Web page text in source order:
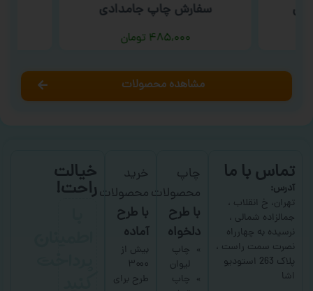
سفارش چاپ جامدادی
۴۸۵,۰۰۰ تومان
مشاهده محصولات
تماس با ما
آدرس:
تهران، خ انقلاب ،
جمالزاده شمالی ،
نرسیده به چهارراه
نصرت سمت راست ،
پلاک 263 استودیو
اشا
چاپ
محصولات
با طرح
دلخواه
چاپ
لیوان
چاپ
خرید
محصولات
با طرح
آماده
بیش از
۳۰۰۰
طرح برای
خیالت
راحت!